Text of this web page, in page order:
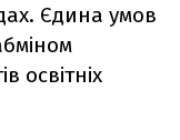
Єдина умов
освітніх